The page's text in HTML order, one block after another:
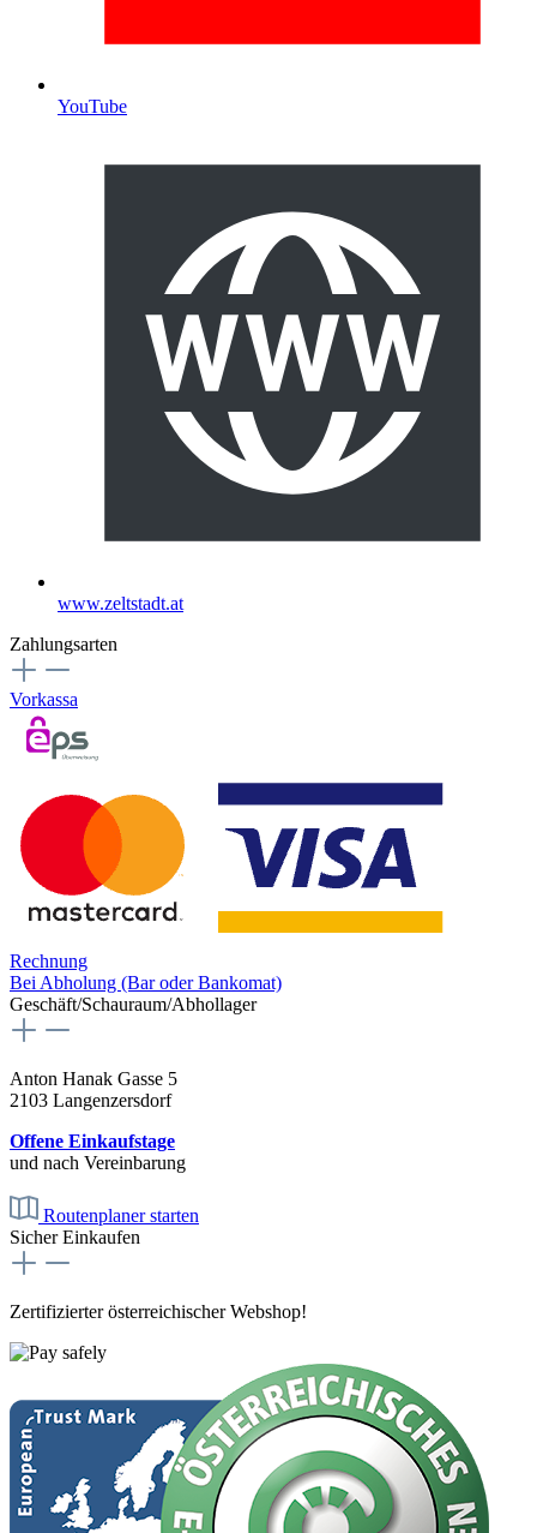
YouTube
www.zeltstadt.at
Zahlungsarten
Vorkassa
Rechnung
Bei Abholung (Bar oder Bankomat)
Geschäft/Schauraum/Abhollager
Anton Hanak Gasse 5
2103 Langenzersdorf
Offene Einkaufstage
und nach Vereinbarung
Routenplaner starten
Sicher Einkaufen
Zertifizierter österreichischer Webshop!